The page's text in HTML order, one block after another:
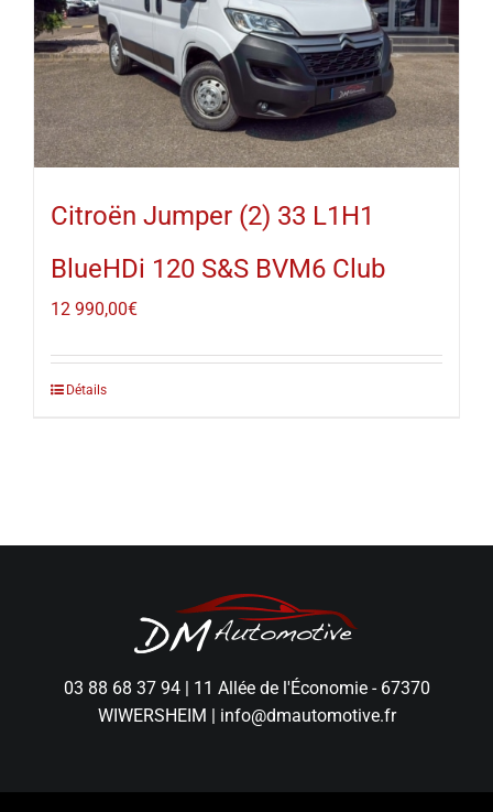
Citroën Jumper (2) 33 L1H1
BlueHDi 120 S&S BVM6 Club
12 990,00€
Détails
03 88 68 37 94| 11 Allée de l'Économie - 67370
WIWERSHEIM
info@dmautomotive.fr